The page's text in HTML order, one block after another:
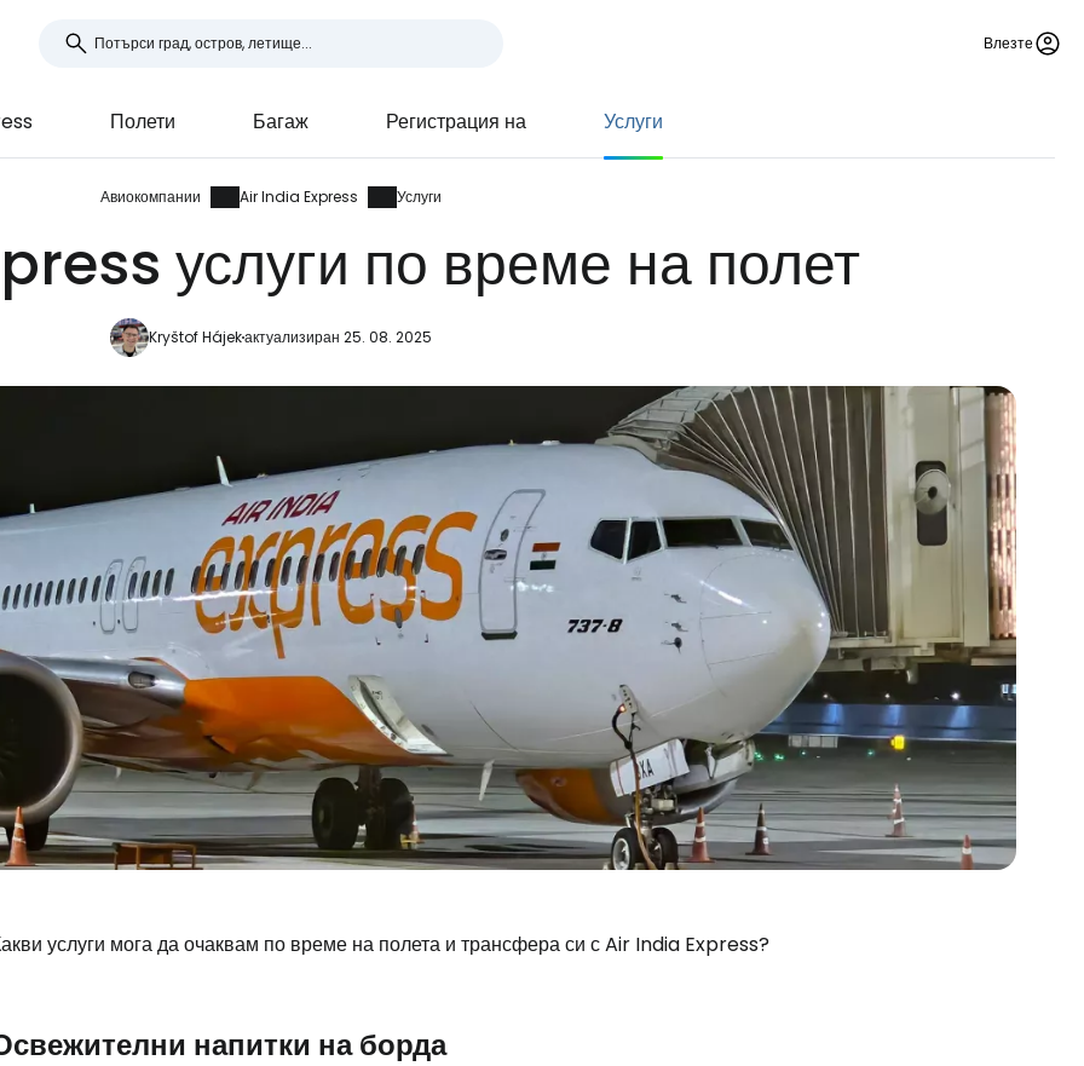
Влезте
Полети Багаж Регистрация на Услуги
Авиокомпании Air India Express Услуги
услуги по време на полет
Kryštof Hájekактуализиран 25. 08. 2025
услуги мога да очаквам по време на полета и трансфера си с Air India Express?
напитки на борда
Влезте в Cestee